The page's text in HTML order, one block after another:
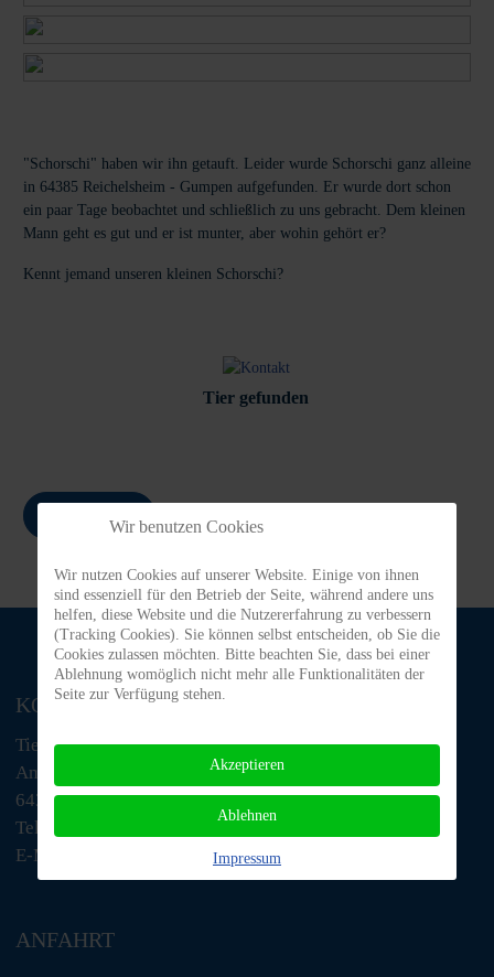
"Schorschi" haben wir ihn getauft. Leider wurde Schorschi ganz alleine
in 64385 Reichelsheim - Gumpen aufgefunden. Er wurde dort schon
ein paar Tage beobachtet und schließlich zu uns gebracht. Dem kleinen
Mann geht es gut und er ist munter, aber wohin gehört er?
Kennt jemand unseren kleinen Schorschi?
Tier gefunden
Zurück
KONTAKT
Tiere in Not Odenwald e.V.
Am Morsberg 1
64385 Reichelsheim
Telefon: 06063 / 939 848
E-Mail: tino@tiere-in-not-odenwald.de
ANFAHRT
Wir benutzen Cookies
Wir nutzen Cookies auf unserer Website. Einige von ihnen
sind essenziell für den Betrieb der Seite, während andere uns
helfen, diese Website und die Nutzererfahrung zu verbessern
(Tracking Cookies). Sie können selbst entscheiden, ob Sie die
Cookies zulassen möchten. Bitte beachten Sie, dass bei einer
Ablehnung womöglich nicht mehr alle Funktionalitäten der
Seite zur Verfügung stehen.
Akzeptieren
Ablehnen
Impressum